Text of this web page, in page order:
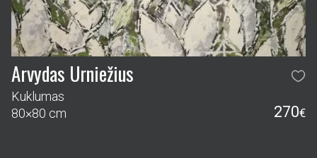
Arvydas Urniežius
Kuklumas
80×80 cm
270€